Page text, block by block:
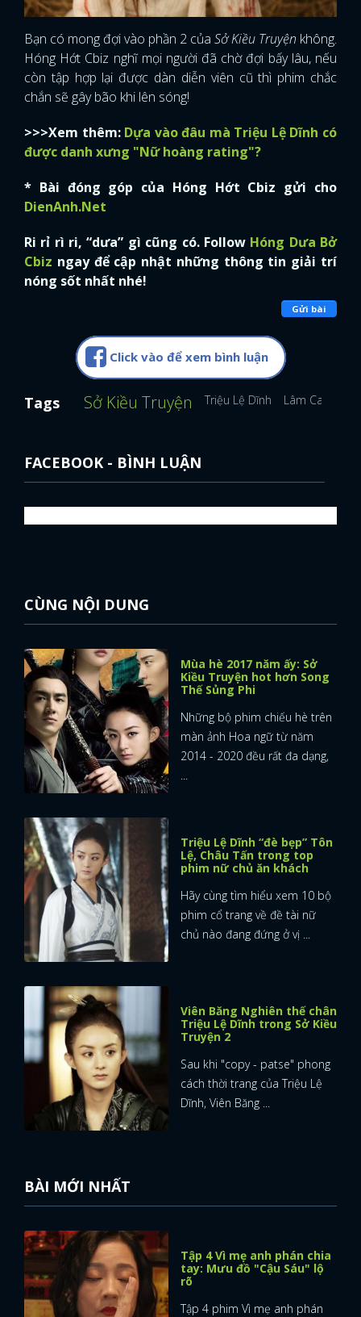
Bạn có mong đợi vào phần 2 của Sở Kiều Truyện không.
Hóng Hớt Cbiz nghĩ mọi người đã chờ đợi bấy lâu, nếu
còn tập hợp lại được dàn diễn viên cũ thì phim chắc
chắn sẽ gây bão khi lên sóng!
>>>Xem thêm: Dựa vào đâu mà Triệu Lệ Dĩnh có
được danh xưng "Nữ hoàng rating"?
* Bài đóng góp của Hóng Hớt Cbiz gửi cho
DienAnh.Net
Ri rỉ rì ri, “dưa” gì cũng có. FollowHóng Dưa Bở
Cbiz ngay để cập nhật những thông tin giải trí
nóng sốt nhất nhé!
Gửi bài
Click vào để xem bình luận
Tags Sở Kiều Truyện Triệu Lệ Dĩnh Lâm Canh Tân
FACEBOOK - BÌNH LUẬN
CÙNG NỘI DUNG
Mùa hè 2017 năm ấy: Sở
Kiều Truyện hot hơn Song
Thế Sủng Phi
Những bộ phim chiếu hè trên
màn ảnh Hoa ngữ từ năm
2014 - 2020 đều rất đa dạng,
Triệu Lệ Dĩnh “đè bẹp” Tôn
Lệ, Châu Tấn trong top
phim nữ chủ ăn khách
Hãy cùng tìm hiểu xem 10 bộ
phim cổ trang về đề tài nữ
chủ nào đang đứng ở vị ...
Viên Băng Nghiên thế chân
Triệu Lệ Dĩnh trong Sở Kiều
Truyện 2
Sau khi "copy - patse" phong
cách thời trang của Triệu Lệ
Dĩnh, Viên Băng ...
BÀI MỚI NHẤT
Tập 4 Vì mẹ anh phán chia
tay: Mưu đồ "Cậu Sáu" lộ
rõ
Tập 4 phim Vì mẹ anh phán